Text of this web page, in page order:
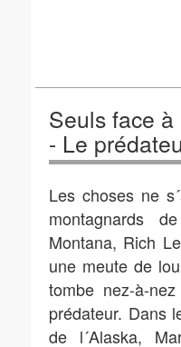
Seuls face
- Le
Les choses ne
montagnards
Montana, Rich
une meute de
tombe nez-à-
prédateur. Dans
de l´Alaska,